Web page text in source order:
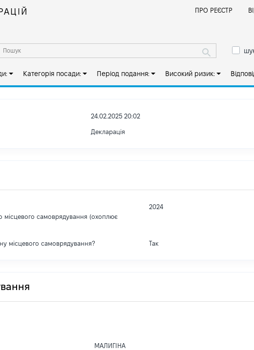
ПРО РЕЄСТР
Категорія посади: Період подання: Високий ризик:
24.02.2025 20:02
Декларація
самоврядування (охоплює
2024
місцевого самоврядування? Так
МАЛИГІНА